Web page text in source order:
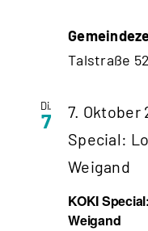
Talstraße
Di.
7
KOKI
Weigand
7. Oktober
Special:
Weigand